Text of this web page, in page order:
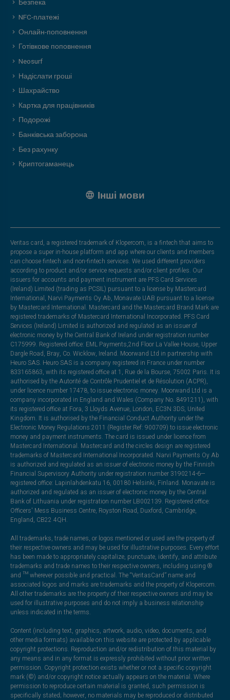
Безпека
NFC-платежі
Онлайн-поповнення
Готівкове поповнення
Neosurf
Надіслати гроші
Шахрайство
Картка для працівників
Подорожі
Банківська заборона
Без рахунку
Криптогаманець
Інші мови
Veritas card, a registered trademark of Klopercom, is a fintech that aims to
propose a super in-house platform and app where our clients and members
can choose fintech and non-fintech services. We used different providers
according to product and/or service requests and/or client profiles. Our
issuers for accounts and payment instrument are PFS Card Services
(Ireland) Limited (trading as PCSIL) pursuant to a license by Mastercard
International, Narvi Payments Oy Ab, Monavate UAB pursuant to a license
by Mastercard International. Mastercard and the Mastercard Brand Mark are
registered trademarks of Mastercard International Incorporated. PFS Card
Services (Ireland) Limited is authorized and regulated as an issuer of
electronic money by the Central Bank of Ireland under registration number
C175999. Registered office: EML Payments,2nd Floor La Vallee House, Upper
Dargle Road, Bray, Co. Wicklow, Ireland. Moorwand Ltd in partnership with
Heuro SAS. Heuro SAS is a company registered in France under number
833165863, with its registered office at 1, Rue de la Bourse, 75002 Paris. It is
authorised by the Autorité de Contrôle Prudentiel et de Résolution (ACPR),
under licence number 17478, to issue electronic money. Moorwand Ltd is a
company incorporated in England and Wales (Company No. 8491211), with
its registered office at Fora, 3 Lloyds Avenue, London, EC3N 3DS, United
Kingdom. It is authorised by the Financial Conduct Authority under the
Electronic Money Regulations 2011 (Register Ref: 900709) to issue electronic
money and payment instruments. The card is issued under licence from
Mastercard International. Mastercard and the circles design are registered
trademarks of Mastercard International Incorporated. Narvi Payments Oy Ab
is authorized and regulated as an issuer of electronic money by the Finnish
Financial Supervisory Authority under registration number 3190214-6—
registered office: Lapinlahdenkatu 16, 00180 Helsinki, Finland. Monavate is
authorized and regulated as an issuer of electronic money by the Central
Bank of Lithuania under registration number LB002139. Registered office:
Officers' Mess Business Centre, Royston Road, Duxford, Cambridge,
England, CB22 4QH.
All trademarks, trade names, or logos mentioned or used are the property of
their respective owners and may be used for illustrative purposes. Every effort
has been made to appropriately capitalize, punctuate, identify, and attribute
trademarks and trade names to their respective owners, including using ®
and ™ wherever possible and practical. The “VeritasCard” name and
associated logos and marks are trademarks and the property of Klopercom.
All other trademarks are the property of their respective owners and may be
used for illustrative purposes and do not imply a business relationship
unless indicated in the terms.
Content (including text, graphics, artwork, audio, video, documents, and
other media formats) available on this website are protected by applicable
copyright protections. Reproduction and/or redistribution of this material by
any means and in any format is expressly prohibited without prior written
permission. Copyright protection exists whether or not a specific copyright
mark (©) and/or copyright notice actually appears on the material. Where
permission to reproduce certain material is granted, such permission is
specifically stated; however, no materials may be reproduced or distributed